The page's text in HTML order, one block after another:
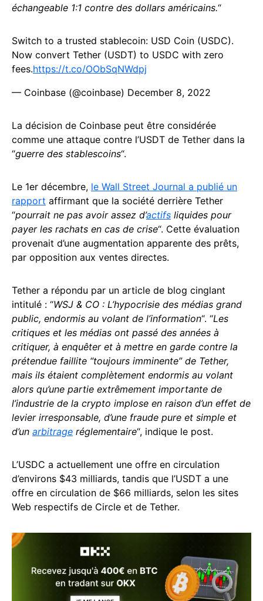
échangeable 1:1 contre des dollars américains.“
Switch to a trusted stablecoin: USD Coin (USDC).
Now convert Tether (USDT) to USDC with zero
fees.https://t.co/OObSqNWdpj
— Coinbase (@coinbase) December 8, 2022
La décision de Coinbase peut être considérée
comme une attaque contre l’USDT de Tether dans la
“guerre des stablescoins“.
Le 1er décembre, le Wall Street Journal a publié un
rapport affirmant que la société derrière Tether
“pourrait ne pas avoir assez d’actifs liquides pour
payer les rachats en cas de crise“. Cette évaluation
provenait d’une augmentation apparente des prêts,
par opposition aux ventes directes.
Tether a répondu par un article de blog cinglant
intitulé : “WSJ & CO : L’hypocrisie des médias grand
public, endormis au volant de l’information“. “Les
critiques et les médias ont passé des années à
critiquer, à enquêter et à mettre en garde contre la
prétendue faillite “toujours imminente” de Tether,
mais ils étaient complètement endormis au volant
alors qu’une partie extrêmement importante de
l’industrie de la crypto implose en raison d’un effet de
levier irresponsable, d’une fraude pure et simple et
d’un arbitrage réglementaire“, indique le post.
L’USDC a actuellement une offre en circulation
d’environs $43 milliards, tandis que l’USDT a une
offre en circulation de $66 milliards, selon les sites
Web respectifs de Circle et de Tether.